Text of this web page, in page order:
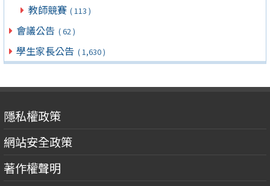
教師競賽 ( 113 )
會議公告 ( 62 )
學生家長公告 ( 1,630 )
隱私權政策
網站安全政策
著作權聲明